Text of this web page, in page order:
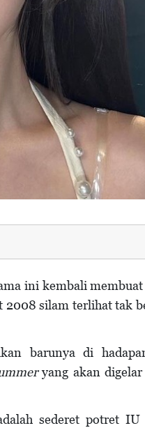
ini kembali
2008 silam terlihat tak
barunya di
yang akan
sederet potret IU